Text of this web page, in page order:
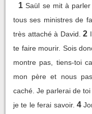
1 Saül se mit à
tous ses ministres de
très attaché à David. 2
te faire mourir. Sois
montre pas, tiens-toi
mon père et nous
caché. Je parlerai de
je te le ferai savoir. 4